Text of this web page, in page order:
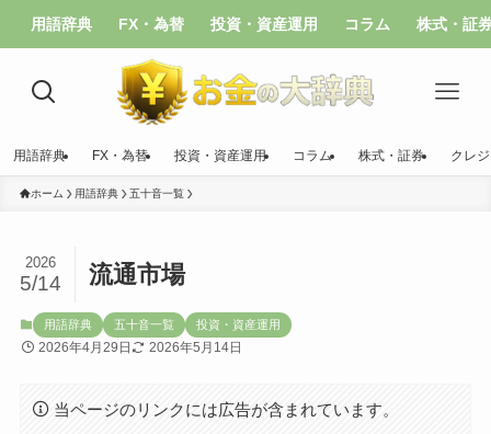
用語辞典 FX・為替 投資・資産運用 コラム 株式・証
用語辞典 FX・為替 投資・資産運用 コラム 株式・証券 クレ
ホーム 用語辞典 五十音一覧
流通市場
2026
5/14
用語辞典 五十音一覧 投資・資産運用
2026年4月29日 2026年5月14日
当ページのリンクには広告が含まれています。